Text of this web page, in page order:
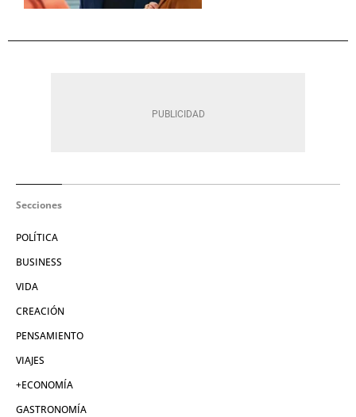
Secciones
POLÍTICA
BUSINESS
VIDA
CREACIÓN
PENSAMIENTO
VIAJES
+ECONOMÍA
GASTRONOMÍA